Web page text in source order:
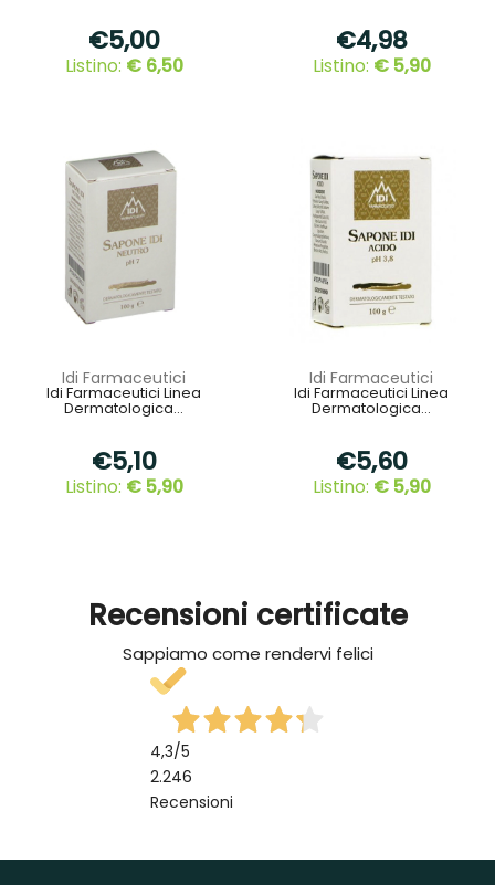
€5,00
Listino: € 6,50
€4,98
Listino: € 5,90
Idi Farmaceutici
Idi Farmaceutici Linea
Dermatologica...
€5,10
Listino: € 5,90
Idi Farmaceutici
Idi Farmaceutici Linea
Dermatologica...
€5,60
Listino: € 5,90
Recensioni certificate
Sappiamo come rendervi felici
4,3/5
2.246
Recensioni